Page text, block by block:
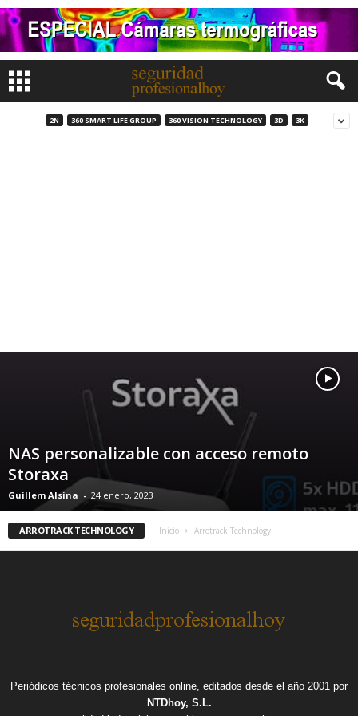
2N 360 SMART LIFE GROUP 360 VISION TECHNOLOGY 3D 3K
NAS personalizable con acceso remoto
Storaxa
Guillem Alsina - 24 enero, 2023
ARROTRACK TECHNOLOGY Inicio Arrotrack Technology
Periódicos técnicos profesionales online, editados desde el año 2001 por
NTDhoy, S.L.